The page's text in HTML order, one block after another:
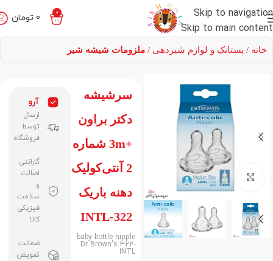
Skip to navigation
Skip to main content
0
0 تومان
خانه پستانک و لوازم شیردهی ملزومات شیشه شیر
برای بزرگنمایی کلیک کنید
سرشیشه
دکتر براون
+3m شماره
2 آنتی‌کولیک
دهنه باریک
322-INTL
baby bottle nipple
Dr Brown's 322-
INTL
آرو
ارسال
توسط
فروشگاه
گارانتی
اصالت
و
سلامت
فیزیکی
کالا
ضمانت
تعویض